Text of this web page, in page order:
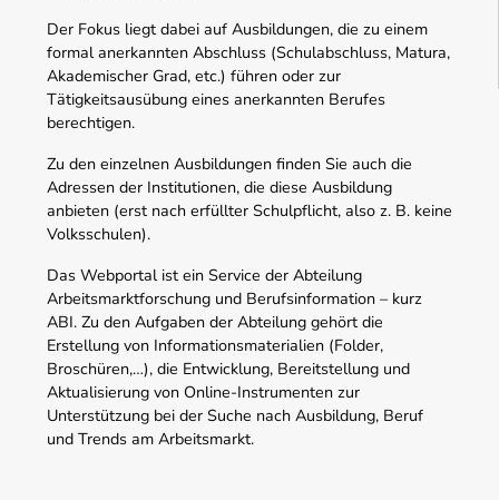
Der Fokus liegt dabei auf Ausbildungen, die zu einem
formal anerkannten Abschluss (Schulabschluss, Matura,
Akademischer Grad, etc.) führen oder zur
Tätigkeitsausübung eines anerkannten Berufes
berechtigen.
Zu den einzelnen Ausbildungen finden Sie auch die
Adressen der Institutionen, die diese Ausbildung
anbieten (erst nach erfüllter Schulpflicht, also z. B. keine
Volksschulen).
Das Webportal ist ein Service der Abteilung
Arbeitsmarktforschung und Berufsinformation – kurz
ABI. Zu den Aufgaben der Abteilung gehört die
Erstellung von Informationsmaterialien (Folder,
Broschüren,…), die Entwicklung, Bereitstellung und
Aktualisierung von Online-Instrumenten zur
Unterstützung bei der Suche nach Ausbildung, Beruf
und Trends am Arbeitsmarkt.